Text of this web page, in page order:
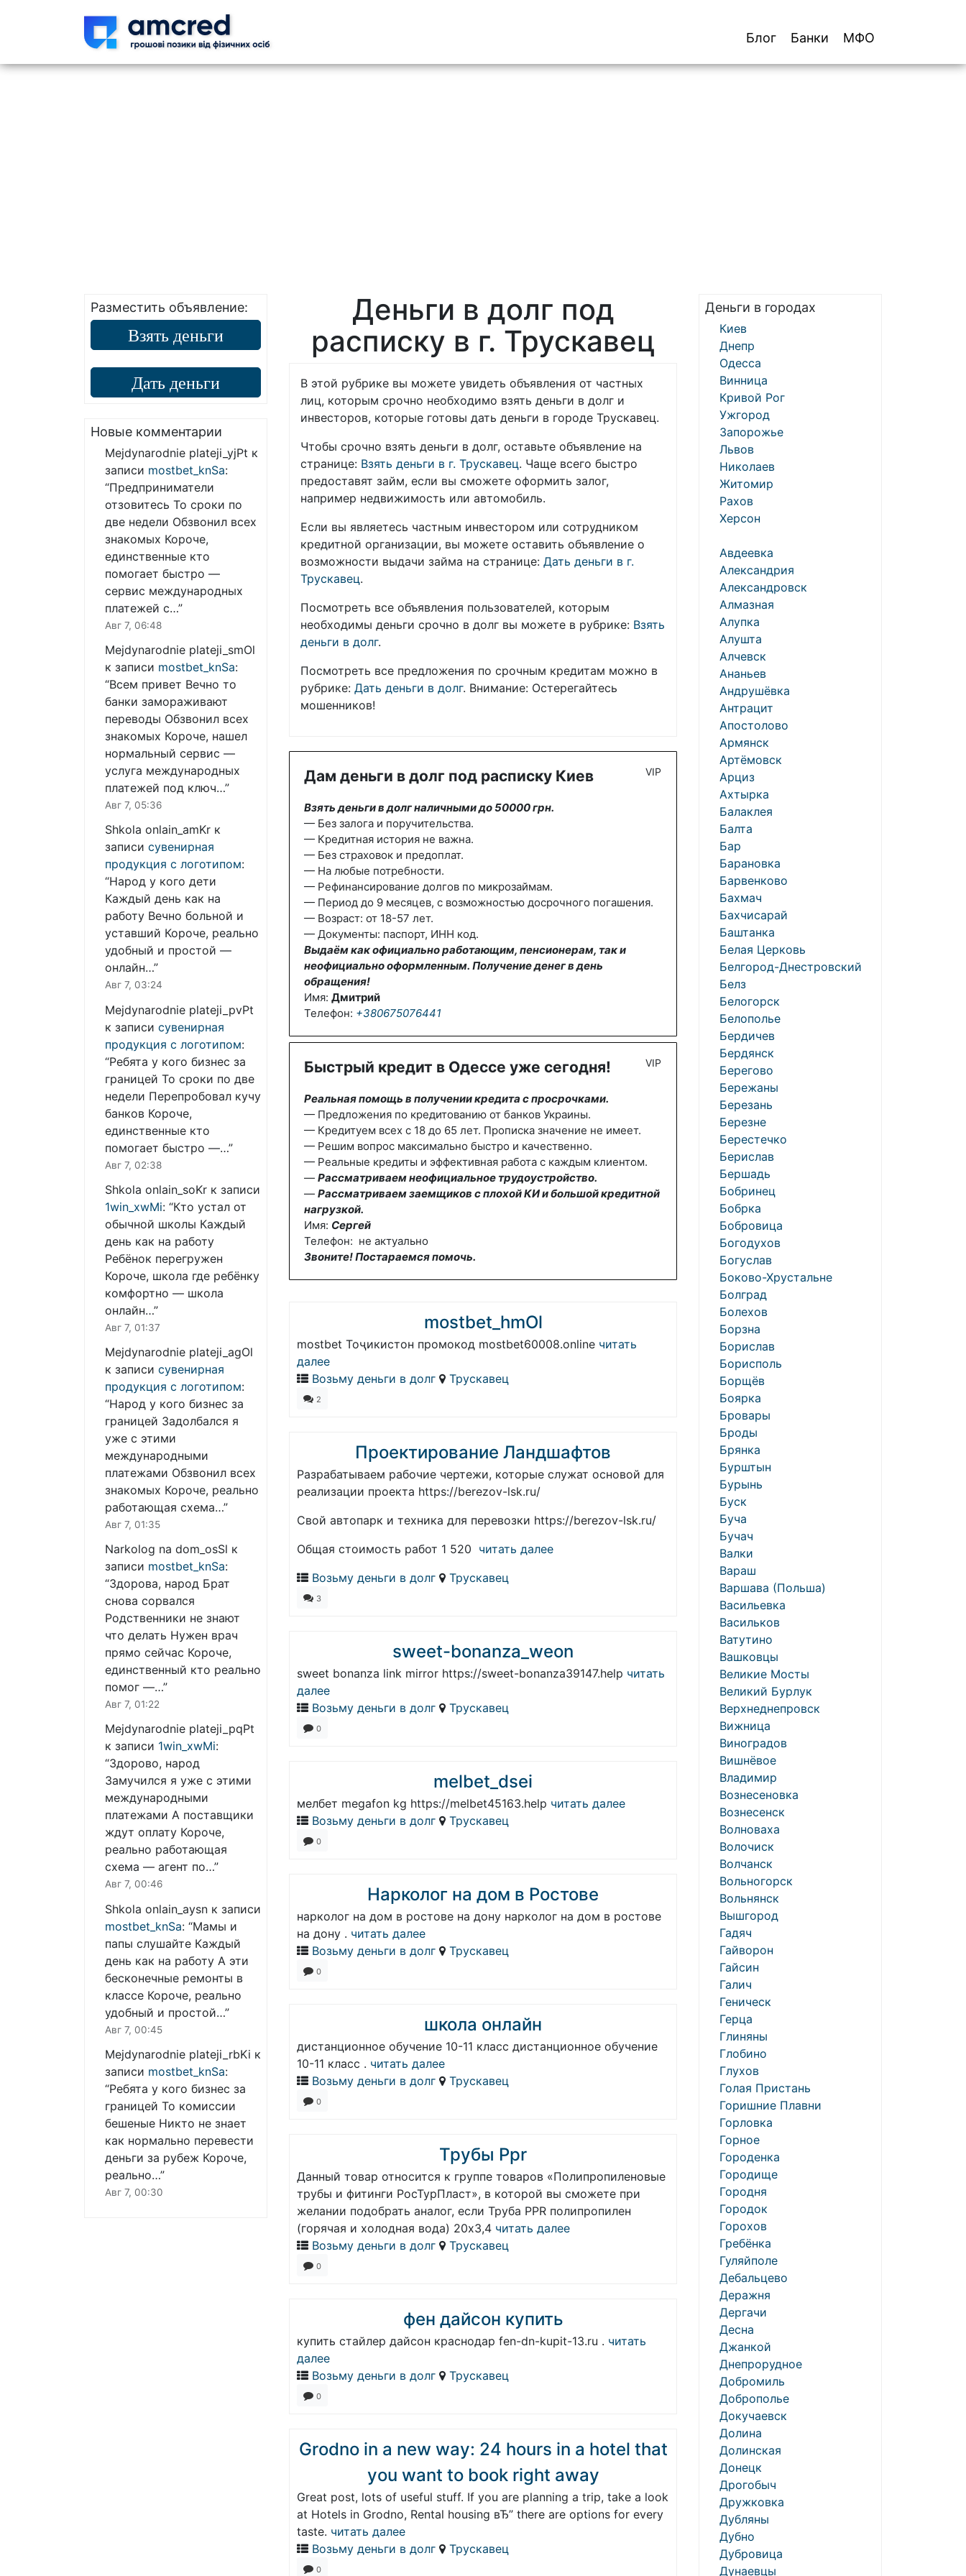
МФО
Банки
Блог
Разместить объявление:
Взять деньги
Дать деньги
Новые комментарии
Mejdynarodnie plateji_yjPt к
записи mostbet_knSa:
“Предприниматели
отзовитесь То сроки по
две недели Обзвонил всех
знакомых Короче,
единственные кто
помогает быстро —
сервис международных
платежей с…”
Авг 7, 06:48
Mejdynarodnie plateji_smOl
к записи mostbet_knSa:
“Всем привет Вечно то
банки замораживают
переводы Обзвонил всех
знакомых Короче, нашел
нормальный сервис —
услуга международных
платежей под ключ…”
Авг 7, 05:36
Shkola onlain_amKr к
записи сувенирная
продукция с логотипом:
“Народ у кого дети
Каждый день как на
работу Вечно больной и
уставший Короче, реально
удобный и простой —
онлайн…”
Авг 7, 03:24
Mejdynarodnie plateji_pvPt
к записи сувенирная
продукция с логотипом:
“Ребята у кого бизнес за
границей То сроки по две
недели Перепробовал кучу
банков Короче,
единственные кто
помогает быстро —…”
Авг 7, 02:38
Shkola onlain_soKr к записи
1win_xwMi: “Кто устал от
обычной школы Каждый
день как на работу
Ребёнок перегружен
Короче, школа где ребёнку
комфортно — школа
онлайн…”
Авг 7, 01:37
Mejdynarodnie plateji_agOl
к записи сувенирная
продукция с логотипом:
“Народ у кого бизнес за
границей Задолбался я
уже с этими
международными
платежами Обзвонил всех
знакомых Короче, реально
работающая схема…”
Авг 7, 01:35
Narkolog na dom_osSl к
записи mostbet_knSa:
“Здорова, народ Брат
снова сорвался
Родственники не знают
что делать Нужен врач
прямо сейчас Короче,
единственный кто реально
помог —…”
Авг 7, 01:22
Mejdynarodnie plateji_pqPt
к записи 1win_xwMi:
“Здорово, народ
Замучился я уже с этими
международными
платежами А поставщики
ждут оплату Короче,
реально работающая
схема — агент по…”
Авг 7, 00:46
Shkola onlain_aysn к записи
mostbet_knSa: “Мамы и
папы слушайте Каждый
день как на работу А эти
бесконечные ремонты в
классе Короче, реально
удобный и простой…”
Авг 7, 00:45
Mejdynarodnie plateji_rbKi к
записи mostbet_knSa:
“Ребята у кого бизнес за
границей То комиссии
бешеные Никто не знает
как нормально перевести
деньги за рубеж Короче,
реально…”
Авг 7, 00:30
Деньги в долг под
расписку в г. Трускавец
В этой рубрике вы можете увидеть объявления от частных
лиц, которым срочно необходимо взять деньги в долг и
инвесторов, которые готовы дать деньги в городе Трускавец.
Чтобы срочно взять деньги в долг, оставьте объявление на
странице: Взять деньги в г. Трускавец. Чаще всего быстро
предоставят займ, если вы сможете оформить залог,
например недвижимость или автомобиль.
Если вы являетесь частным инвестором или сотрудником
кредитной организации, вы можете оставить объявление о
возможности выдачи займа на странице: Дать деньги в г.
Трускавец.
Посмотреть все объявления пользователей, которым
необходимы деньги срочно в долг вы можете в рубрике: Взять
деньги в долг.
Посмотреть все предложения по срочным кредитам можно в
рубрике: Дать деньги в долг. Внимание: Остерегайтесь
мошенников!
Дам деньги в долг под расписку Киев
Взять деньги в долг наличными до 50000 грн.
— Без залога и поручительства.
— Кредитная история не важна.
— Без страховок и предоплат.
— На любые потребности.
— Рефинансирование долгов по микрозаймам.
— Период до 9 месяцев, с возможностью досрочного погашения.
— Возраст: от 18-57 лет.
— Документы: паспорт, ИНН код.
Выдаём как официально работающим, пенсионерам, так и
неофициально оформленным. Получение денег в день
обращения!
Имя: Дмитрий
Телефон: +380675076441
VIP
Быстрый кредит в Одессе уже сегодня!
Реальная помощь в получении кредита с просрочками.
— Предложения по кредитованию от банков Украины.
— Кредитуем всех с 18 до 65 лет. Прописка значение не имеет.
— Решим вопрос максимально быстро и качественно.
— Реальные кредиты и эффективная работа с каждым клиентом.
— Рассматриваем неофициальное трудоустройство.
— Рассматриваем заемщиков с плохой КИ и большой кредитной
нагрузкой.
Имя: Сергей
Телефон: не актуально
Звоните! Постараемся помочь.
VIP
mostbet_hmOl
mostbet Тоҷикистон промокод mostbet60008.online читать
далее
Возьму деньги в долг
Трускавец
2
Проектирование Ландшафтов
Разрабатываем рабочие чертежи, которые служат основой для
реализации проекта https://berezov-lsk.ru/
Свой автопарк и техника для перевозки https://berezov-lsk.ru/
Общая стоимость работ 1 520 читать далее
Возьму деньги в долг
Трускавец
3
sweet-bonanza_weon
sweet bonanza link mirror https://sweet-bonanza39147.help читать
далее
Возьму деньги в долг
Трускавец
0
melbet_dsei
мелбет megafon kg https://melbet45163.help читать далее
Возьму деньги в долг
Трускавец
0
Нарколог на дом в Ростове
нарколог на дом в ростове на дону нарколог на дом в ростове
на дону . читать далее
Возьму деньги в долг
Трускавец
0
школа онлайн
дистанционное обучение 10-11 класс дистанционное обучение
10-11 класс . читать далее
Возьму деньги в долг
Трускавец
0
Трубы Ppr
Данный товар относится к группе товаров «Полипропиленовые
трубы и фитинги РосТурПласт», в которой вы сможете при
желании подобрать аналог, если Труба PPR полипропилен
(горячая и холодная вода) 20х3,4 читать далее
Возьму деньги в долг
Трускавец
0
фен дайсон купить
купить стайлер дайсон краснодар fen-dn-kupit-13.ru . читать
далее
Возьму деньги в долг
Трускавец
0
Grodno in a new way: 24 hours in a hotel that
you want to book right away
Great post, lots of useful stuff. If you are planning a trip, take a look
at Hotels in Grodno, Rental housing вЂ” there are options for every
taste. читать далее
Возьму деньги в долг
Трускавец
0
Деньги в городах
Киев
Днепр
Одесса
Винница
Кривой Рог
Ужгород
Запорожье
Львов
Николаев
Житомир
Рахов
Херсон
Авдеевка
Александрия
Александровск
Алмазная
Алупка
Алушта
Алчевск
Ананьев
Андрушёвка
Антрацит
Апостолово
Армянск
Артёмовск
Арциз
Ахтырка
Балаклея
Балта
Бар
Барановка
Барвенково
Бахмач
Бахчисарай
Баштанка
Белая Церковь
Белгород-Днестровский
Белз
Белогорск
Белополье
Бердичев
Бердянск
Берегово
Бережаны
Березань
Березне
Берестечко
Берислав
Бершадь
Бобринец
Бобрка
Бобровица
Богодухов
Богуслав
Боково-Хрустальне
Болград
Болехов
Борзна
Борислав
Борисполь
Борщёв
Боярка
Бровары
Броды
Брянка
Бурштын
Бурынь
Буск
Буча
Бучач
Валки
Вараш
Варшава (Польша)
Васильевка
Васильков
Ватутино
Вашковцы
Великие Мосты
Великий Бурлук
Верхнеднепровск
Вижница
Виноградов
Вишнёвое
Владимир
Вознесеновка
Вознесенск
Волноваха
Волочиск
Волчанск
Вольногорск
Вольнянск
Вышгород
Гадяч
Гайворон
Гайсин
Галич
Геническ
Герца
Глиняны
Глобино
Глухов
Голая Пристань
Горишние Плавни
Горловка
Горное
Городенка
Городище
Городня
Городок
Горохов
Гребёнка
Гуляйполе
Дебальцево
Деражня
Дергачи
Десна
Джанкой
Днепрорудное
Добромиль
Доброполье
Докучаевск
Долина
Долинская
Донецк
Дрогобыч
Дружковка
Дубляны
Дубно
Дубровица
Дунаевцы